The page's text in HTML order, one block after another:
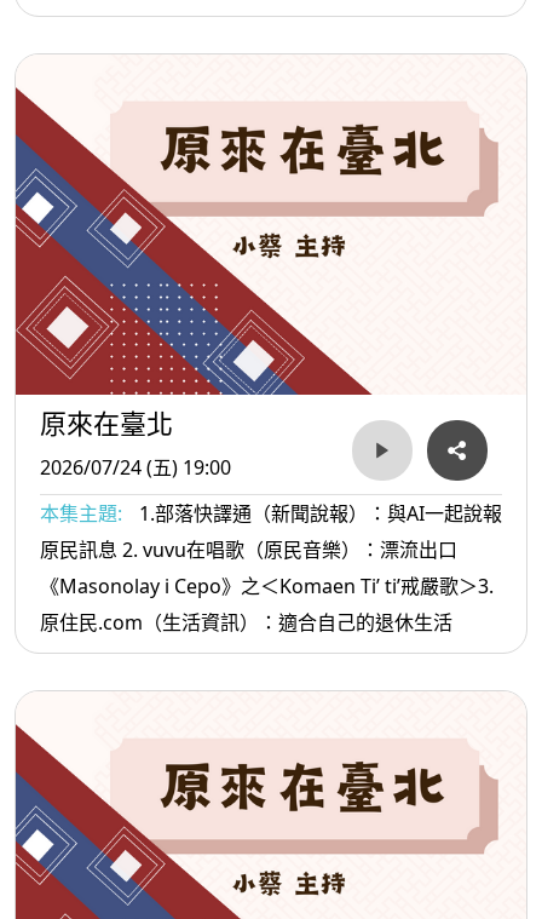
原來在臺北
2026/07/24 (五) 19:00
本集主題:
1.部落快譯通（新聞說報）：與AI一起說報
原民訊息 2. vuvu在唱歌（原民音樂）：漂流出口
《Masonolay i Cepo》之＜Komaen Ti’ ti’戒嚴歌＞3.
原住民.com（生活資訊）：適合自己的退休生活